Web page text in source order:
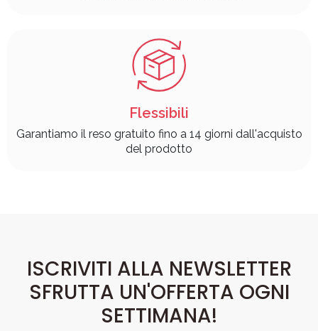
Flessibili
Garantiamo il reso gratuito fino a 14 giorni dall'acquisto
del prodotto
ISCRIVITI ALLA NEWSLETTER
SFRUTTA UN'OFFERTA OGNI
SETTIMANA!